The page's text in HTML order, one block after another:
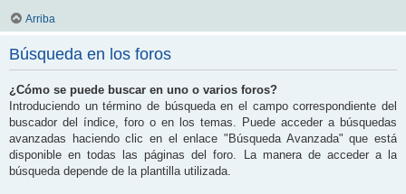
Arriba
Búsqueda en los foros
¿Cómo se puede buscar en uno o varios foros?
Introduciendo un término de búsqueda en el campo correspondiente del
buscador del índice, foro o en los temas. Puede acceder a búsquedas
avanzadas haciendo clic en el enlace "Búsqueda Avanzada" que está
disponible en todas las páginas del foro. La manera de acceder a la
búsqueda depende de la plantilla utilizada.